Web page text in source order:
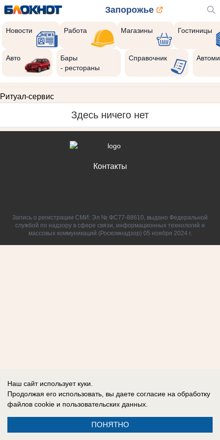
Запорожье
Новости Работа Магазины Гостиницы
Авто
Бары
- рестораны
Справочник
Ритуал-сервис
Здесь ничего нет
Контакты
Запись о регистрации СМИ: Эл № ФС77-88610, выдано Федеральной
службой по надзору в сфере связи, информационных технологий и
массовых коммуникаций (Роскомнадзор) 05 ноября 2024 г.
Наш сайт использует куки.
Продолжая его использовать, вы даете согласие на обработку
файлов cookie и пользовательских данных.
ПОНЯТНО